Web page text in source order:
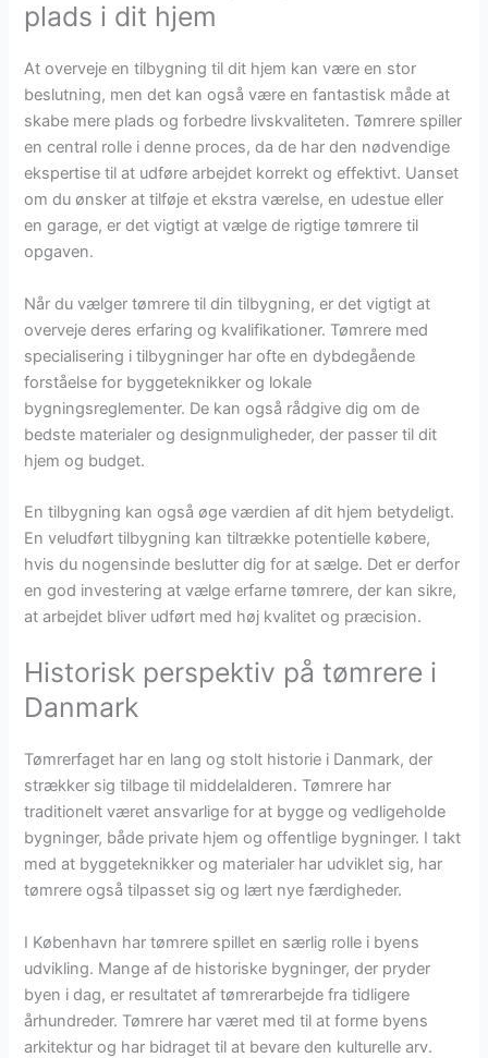
plads i dit hjem
At overveje en tilbygning til dit hjem kan være en stor
beslutning, men det kan også være en fantastisk måde at
skabe mere plads og forbedre livskvaliteten. Tømrere spiller
en central rolle i denne proces, da de har den nødvendige
ekspertise til at udføre arbejdet korrekt og effektivt. Uanset
om du ønsker at tilføje et ekstra værelse, en udestue eller
en garage, er det vigtigt at vælge de rigtige tømrere til
opgaven.
Når du vælger tømrere til din tilbygning, er det vigtigt at
overveje deres erfaring og kvalifikationer. Tømrere med
specialisering i tilbygninger har ofte en dybdegående
forståelse for byggeteknikker og lokale
bygningsreglementer. De kan også rådgive dig om de
bedste materialer og designmuligheder, der passer til dit
hjem og budget.
En tilbygning kan også øge værdien af dit hjem betydeligt.
En veludført tilbygning kan tiltrække potentielle købere,
hvis du nogensinde beslutter dig for at sælge. Det er derfor
en god investering at vælge erfarne tømrere, der kan sikre,
at arbejdet bliver udført med høj kvalitet og præcision.
Historisk perspektiv på tømrere i
Danmark
Tømrerfaget har en lang og stolt historie i Danmark, der
strækker sig tilbage til middelalderen. Tømrere har
traditionelt været ansvarlige for at bygge og vedligeholde
bygninger, både private hjem og offentlige bygninger. I takt
med at byggeteknikker og materialer har udviklet sig, har
tømrere også tilpasset sig og lært nye færdigheder.
I København har tømrere spillet en særlig rolle i byens
udvikling. Mange af de historiske bygninger, der pryder
byen i dag, er resultatet af tømrerarbejde fra tidligere
århundreder. Tømrere har været med til at forme byens
arkitektur og har bidraget til at bevare den kulturelle arv.